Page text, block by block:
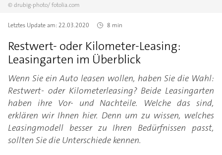
©drubig-photo/fotolia.com
Letztes Update am:22.03.2020 8 min
Restwert- oder Kilometer-Leasing:
Leasingarten im Überblick
Wenn Sie ein Auto leasen wollen, haben Sie die Wahl:
Restwert- oder Kilometerleasing? Beide Leasingarten
haben ihre Vor- und Nachteile. Welche das sind,
erklären wir Ihnen hier. Denn um zu wissen, welches
Leasingmodell besser zu Ihren Bedürfnissen passt,
sollten Sie die Unterschiede kennen.